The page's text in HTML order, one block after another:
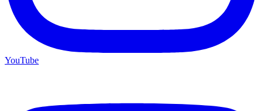
YouTube